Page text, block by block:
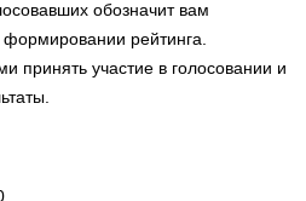
обозначит вам
формировании рейтинга.
принять участие в голосовании и